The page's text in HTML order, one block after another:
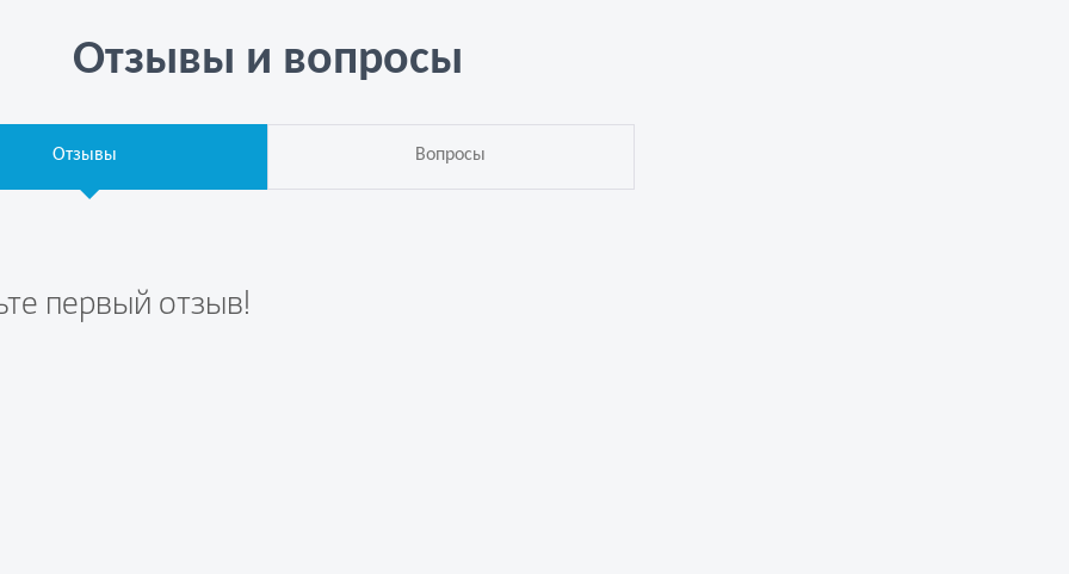
Отзывы и вопросы
Отзывы Вопросы
первый отзыв!
вопрос первым!